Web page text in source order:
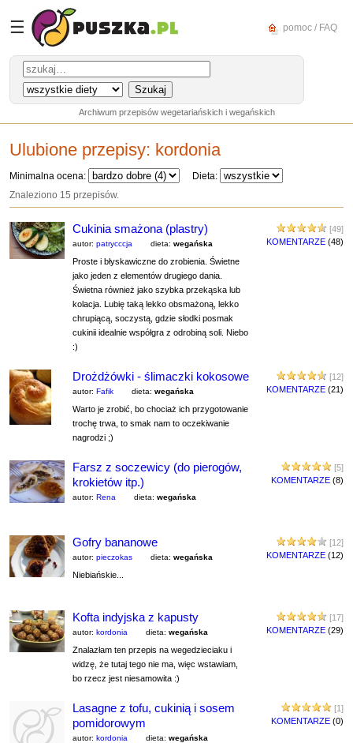
☰ pomoc / FAQ
Archiwum przepisów wegetariańskich i wegańskich
Ulubione przepisy: kordonia
Minimalna ocena:
Dieta:
Znaleziono 15 przepisów.
[49]
KOMENTARZE (48)
Cukinia smażona (plastry)
autor: patrycccja dieta: wegańska
Proste i błyskawiczne do zrobienia. Świetne
jako jeden z elementów drugiego dania.
Świetna również jako szybka przekąska lub
kolacja. Lubię taką lekko obsmażoną, lekko
chrupiącą, soczystą, gdzie słodki posmak
cukinii idealnie współgra z odrobiną soli. Niebo
:)
[12]
KOMENTARZE (21)
Drożdżówki - ślimaczki kokosowe
autor: Fafik dieta: wegańska
Warto je zrobić, bo chociaż ich przygotowanie
trochę trwa, to smak nam to oczekiwanie
nagrodzi ;)
[5]
KOMENTARZE (8)
Farsz z soczewicy (do pierogów,
krokietów itp.)
autor: Rena dieta: wegańska
[12]
KOMENTARZE (12)
Gofry bananowe
autor: pieczokas dieta: wegańska
Niebiańskie...
[17]
KOMENTARZE (29)
Kofta indyjska z kapusty
autor: kordonia dieta: wegańska
Znalazłam ten przepis na wegedzieciaku i
widzę, że tutaj tego nie ma, więc wstawiam,
bo rzecz jest niesamowita :)
[1]
KOMENTARZE (0)
Lasagne z tofu, cukinią i sosem
pomidorowym
autor: kordonia dieta: wegańska